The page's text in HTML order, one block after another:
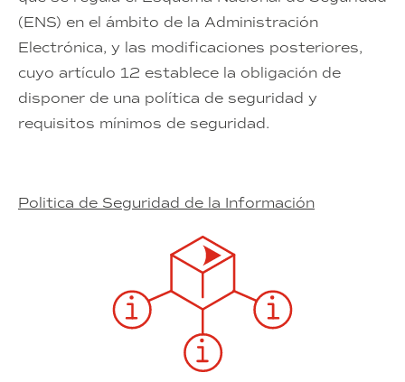
(ENS) en el ámbito de la Administración
Electrónica, y las modificaciones posteriores,
cuyo artículo 12 establece la obligación de
disponer de una política de seguridad y
requisitos mínimos de seguridad.
Politica de Seguridad de la Información